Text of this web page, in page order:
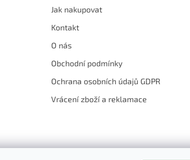
Jak nakupovat
Kontakt
O nás
Obchodní podmínky
Ochrana osobních údajů GDPR
Vrácení zboží a reklamace